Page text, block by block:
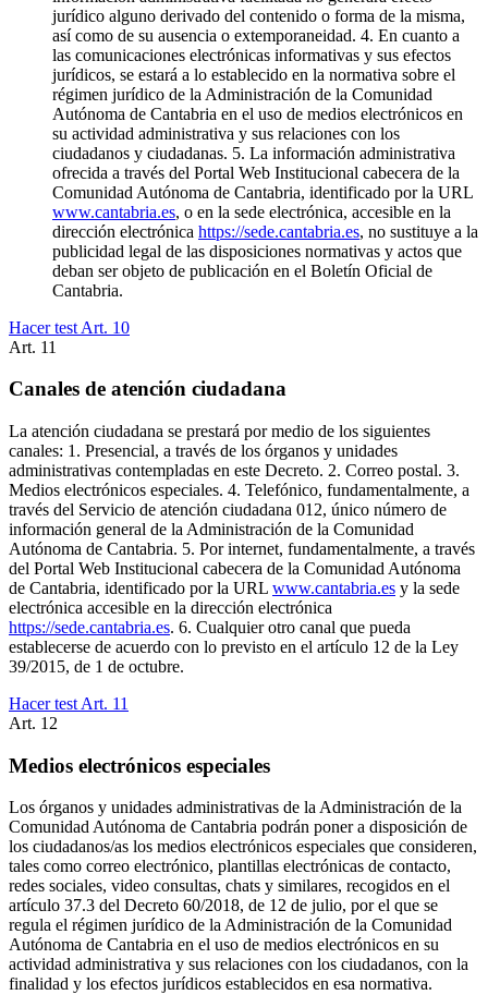
jurídico alguno derivado del contenido o forma de la misma,
así como de su ausencia o extemporaneidad. 4. En cuanto a
las comunicaciones electrónicas informativas y sus efectos
jurídicos, se estará a lo establecido en la normativa sobre el
régimen jurídico de la Administración de la Comunidad
Autónoma de Cantabria en el uso de medios electrónicos en
su actividad administrativa y sus relaciones con los
ciudadanos y ciudadanas. 5. La información administrativa
ofrecida a través del Portal Web Institucional cabecera de la
Comunidad Autónoma de Cantabria, identificado por la URL
www.cantabria.es, o en la sede electrónica, accesible en la
dirección electrónica https://sede.cantabria.es, no sustituye a la
publicidad legal de las disposiciones normativas y actos que
deban ser objeto de publicación en el Boletín Oficial de
Cantabria.
Hacer test Art. 10
Art. 11
Canales de atención ciudadana
La atención ciudadana se prestará por medio de los siguientes
canales: 1. Presencial, a través de los órganos y unidades
administrativas contempladas en este Decreto. 2. Correo postal. 3.
Medios electrónicos especiales. 4. Telefónico, fundamentalmente, a
través del Servicio de atención ciudadana 012, único número de
información general de la Administración de la Comunidad
Autónoma de Cantabria. 5. Por internet, fundamentalmente, a través
del Portal Web Institucional cabecera de la Comunidad Autónoma
de Cantabria, identificado por la URL www.cantabria.es y la sede
electrónica accesible en la dirección electrónica
https://sede.cantabria.es. 6. Cualquier otro canal que pueda
establecerse de acuerdo con lo previsto en el artículo 12 de la Ley
39/2015, de 1 de octubre.
Hacer test Art. 11
Art. 12
Medios electrónicos especiales
Los órganos y unidades administrativas de la Administración de la
Comunidad Autónoma de Cantabria podrán poner a disposición de
los ciudadanos/as los medios electrónicos especiales que consideren,
tales como correo electrónico, plantillas electrónicas de contacto,
redes sociales, video consultas, chats y similares, recogidos en el
artículo 37.3 del Decreto 60/2018, de 12 de julio, por el que se
regula el régimen jurídico de la Administración de la Comunidad
Autónoma de Cantabria en el uso de medios electrónicos en su
actividad administrativa y sus relaciones con los ciudadanos, con la
finalidad y los efectos jurídicos establecidos en esa normativa.